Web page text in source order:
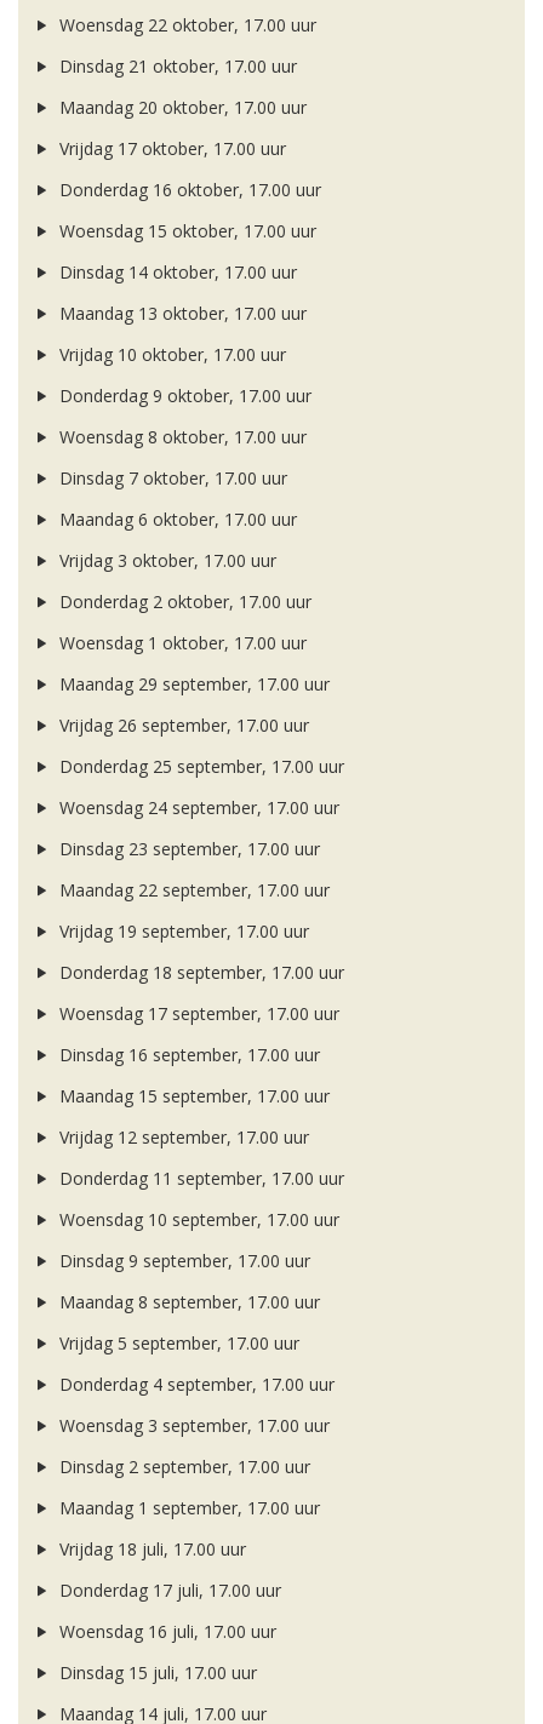
Woensdag 22 oktober, 17.00 uur
Dinsdag 21 oktober, 17.00 uur
Maandag 20 oktober, 17.00 uur
Vrijdag 17 oktober, 17.00 uur
Donderdag 16 oktober, 17.00 uur
Woensdag 15 oktober, 17.00 uur
Dinsdag 14 oktober, 17.00 uur
Maandag 13 oktober, 17.00 uur
Vrijdag 10 oktober, 17.00 uur
Donderdag 9 oktober, 17.00 uur
Woensdag 8 oktober, 17.00 uur
Dinsdag 7 oktober, 17.00 uur
Maandag 6 oktober, 17.00 uur
Vrijdag 3 oktober, 17.00 uur
Donderdag 2 oktober, 17.00 uur
Woensdag 1 oktober, 17.00 uur
Maandag 29 september, 17.00 uur
Vrijdag 26 september, 17.00 uur
Donderdag 25 september, 17.00 uur
Woensdag 24 september, 17.00 uur
Dinsdag 23 september, 17.00 uur
Maandag 22 september, 17.00 uur
Vrijdag 19 september, 17.00 uur
Donderdag 18 september, 17.00 uur
Woensdag 17 september, 17.00 uur
Dinsdag 16 september, 17.00 uur
Maandag 15 september, 17.00 uur
Vrijdag 12 september, 17.00 uur
Donderdag 11 september, 17.00 uur
Woensdag 10 september, 17.00 uur
Dinsdag 9 september, 17.00 uur
Maandag 8 september, 17.00 uur
Vrijdag 5 september, 17.00 uur
Donderdag 4 september, 17.00 uur
Woensdag 3 september, 17.00 uur
Dinsdag 2 september, 17.00 uur
Maandag 1 september, 17.00 uur
Vrijdag 18 juli, 17.00 uur
Donderdag 17 juli, 17.00 uur
Woensdag 16 juli, 17.00 uur
Dinsdag 15 juli, 17.00 uur
Maandag 14 juli, 17.00 uur